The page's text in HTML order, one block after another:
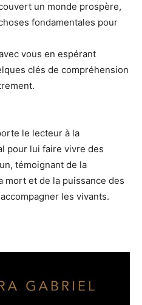
un monde prospère,
fondamentales pour
vous en espérant
clés de compréhension
le lecteur à la
pour lui faire vivre des
témoignant de la
mort et de la puissance des
les vivants.